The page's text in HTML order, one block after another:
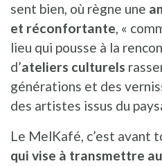
sent bien, où règne une
et réconfortante, «
lieu qui pousse à la
d’ateliers culturels
générations et des
des artistes issus du
Le MelKafé, c’est avant
qui vise à transmettre